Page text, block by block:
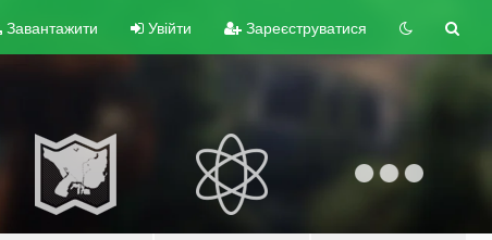
Завантажити Увійти Зареєструватися